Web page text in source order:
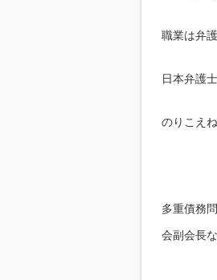
職業は弁護
日本弁護
のりこえ
多重債務
会副会長